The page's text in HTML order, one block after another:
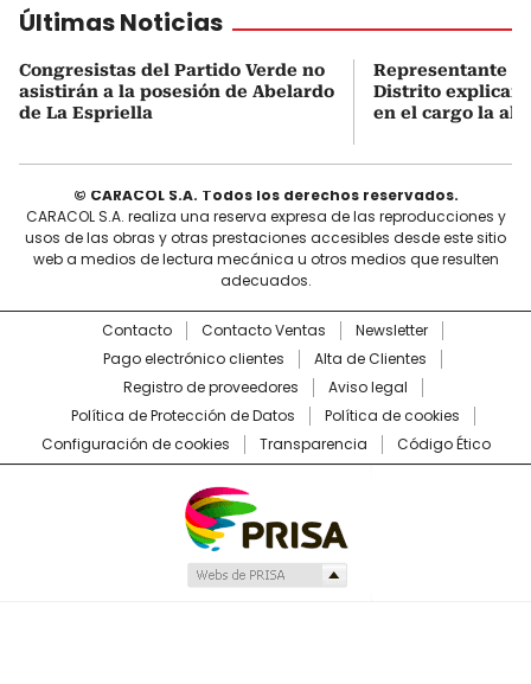
Últimas Noticias
Congresistas del Partido Verde no
asistirán a la posesión de Abelardo
de La Espriella
Representante
Distrito explicar
en el cargo la
© CARACOL S.A. Todos los derechos reservados.
CARACOL S.A. realiza una reserva expresa de las reproducciones y
usos de las obras y otras prestaciones accesibles desde este sitio
web a medios de lectura mecánica u otros medios que resulten
adecuados.
Contacto Contacto Ventas
Newsletter
Pago electrónico clientes
Alta de Clientes
Registro de proveedores
Aviso legal
Política de Protección de Datos
Política de cookies
Configuración de cookies
Transparencia Código Ético